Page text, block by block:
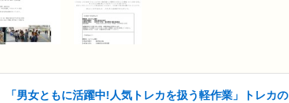
「男女ともに活躍中!人気トレカを扱う軽作業」トレカの